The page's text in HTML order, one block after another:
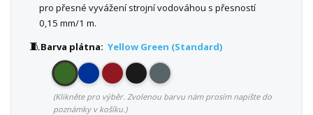
pro přesné vyvážení strojní vodováhou s přesností
0,15 mm/1 m.
🧵Barva plátna: Yellow Green (Standard)
(Klikněte pro výběr. Zvolenou barvu nám prosím napište do
poznámky v košíku.)